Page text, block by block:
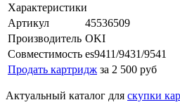
Характеристики
Артикул
45536509
Производитель OKI
Совместимость es9411/9431/9541
Продать картридж за 2 500 руб
Актуальный каталог для скупки